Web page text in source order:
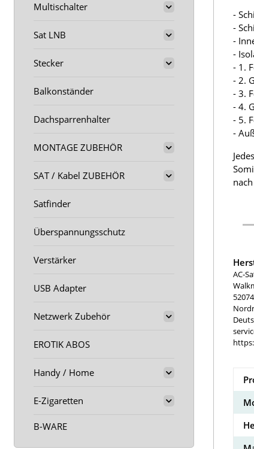
-
-
-
-
- 1.
- 2.
- 3.
- 4.
- 5.
-
AC-
Multischalter
Sat LNB
Stecker
Balkonständer
Dachsparrenhalter
MONTAGE ZUBEHÖR
SAT / Kabel ZUBEHÖR
Satfinder
Überspannungsschutz
Verstärker
USB Adapter
Netzwerk Zubehör
EROTIK ABOS
Handy / Home
E-Zigaretten
B-WARE